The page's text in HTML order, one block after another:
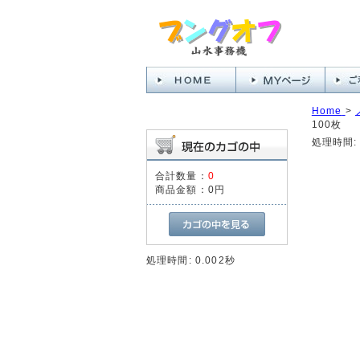
合計数量： 0
商品金額： 0円
処理時間: 0.002秒
Home >
100枚
処理時間